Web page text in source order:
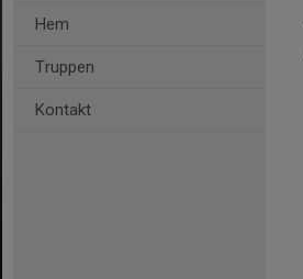
Hem
Truppen
Kontakt